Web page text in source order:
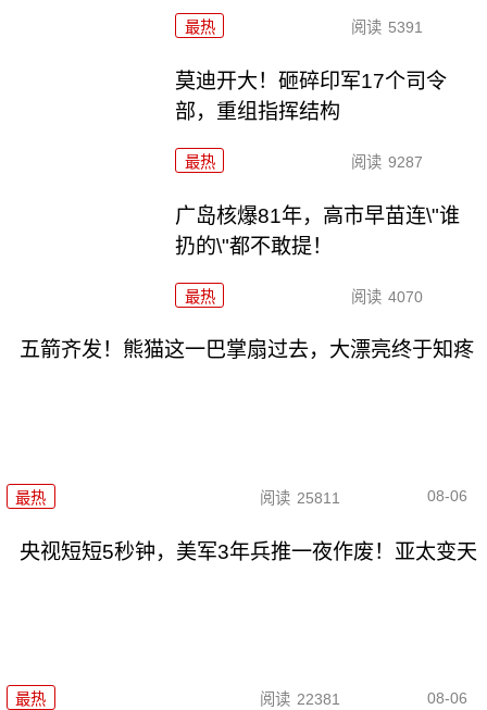
最热 阅读 5391
莫迪开大！砸碎印军17个司令
部，重组指挥结构
最热 阅读 9287
广岛核爆81年，高市早苗连\"谁
扔的\"都不敢提！
最热 阅读 4070
五箭齐发！熊猫这一巴掌扇过去，大漂亮终于知疼
最热 阅读 25811 08-06
央视短短5秒钟，美军3年兵推一夜作废！亚太变天
最热 阅读 22381 08-06